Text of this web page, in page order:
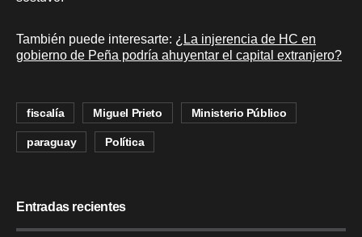
También puede interesarte: ¿La injerencia de HC en
gobierno de Peña podría ahuyentar el capital extranjero?
fiscalía Miguel Prieto Ministerio Público
paraguay Política
Entradas recientes